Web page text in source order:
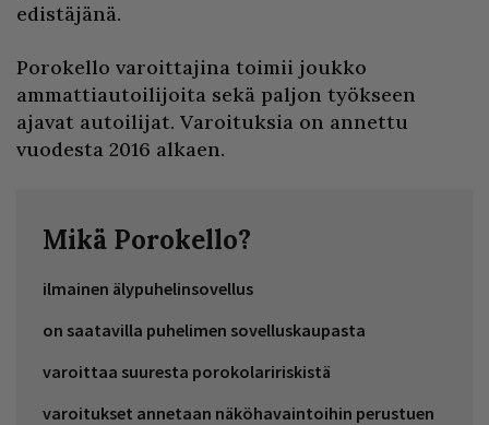
edistäjänä.
Porokello varoittajina toimii joukko
ammattiautoilijoita sekä paljon työkseen
ajavat autoilijat. Varoituksia on annettu
vuodesta 2016 alkaen.
Mikä Porokello?
ilmainen älypuhelinsovellus
on saatavilla puhelimen sovelluskaupasta
varoittaa suuresta porokolaririskistä
varoitukset annetaan näköhavaintoihin perustuen